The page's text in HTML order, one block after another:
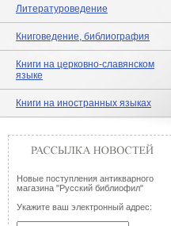
Литературоведение
Книговедение, библиография
Книги на церковно-славянском
языке
Книги на иностранных языках
Новые поступления антикварного
магазина "Русский библиофил"
Укажите ваш электронный адрес: